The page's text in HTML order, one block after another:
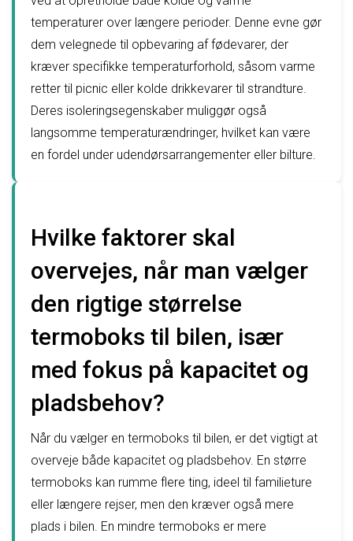
temperaturer over længere perioder. Denne evne gør
dem velegnede til opbevaring af fødevarer, der
kræver specifikke temperaturforhold, såsom varme
retter til picnic eller kolde drikkevarer til strandture.
Deres isoleringsegenskaber muliggør også
langsomme temperaturændringer, hvilket kan være
en fordel under udendørsarrangementer eller bilture.
Hvilke faktorer skal
overvejes, når man vælger
den rigtige størrelse
termoboks til bilen, især
med fokus på kapacitet og
pladsbehov?
Når du vælger en termoboks til bilen, er det vigtigt at
overveje både kapacitet og pladsbehov. En større
termoboks kan rumme flere ting, ideel til familieture
eller længere rejser, men den kræver også mere
plads i bilen. En mindre termoboks er mere